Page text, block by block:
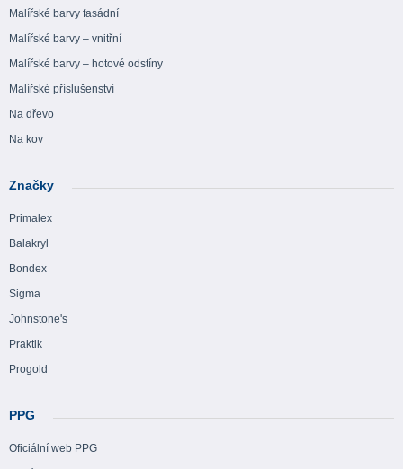
Malířské barvy fasádní
Malířské barvy – vnitřní
Malířské barvy – hotové odstíny
Malířské příslušenství
Na dřevo
Na kov
Značky
Primalex
Balakryl
Bondex
Sigma
Johnstone's
Praktik
Progold
PPG
Oficiální web PPG